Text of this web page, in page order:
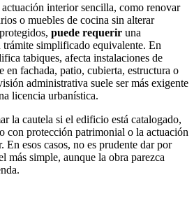
interior sencilla, como renovar
o muebles de cocina sin alterar
puede requerir una
simplificado equivalente. En
tabiques, afecta instalaciones de
en fachada, patio, cubierta, estructura o
administrativa suele ser más exigente
licencia urbanística.
la cautela si el edificio está catalogado,
con protección patrimonial o la actuación
En esos casos, no es prudente dar por
más simple, aunque la obra parezca